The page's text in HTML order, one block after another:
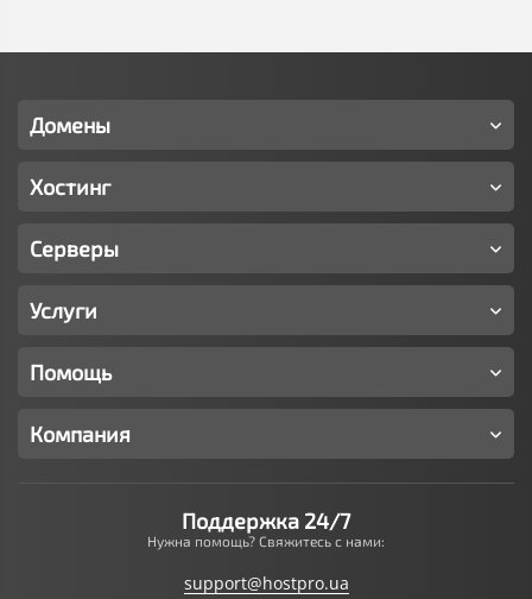
Домены
Хостинг
Серверы
Услуги
Помощь
Компания
Поддержка 24/7
Нужна помощь? Свяжитесь с нами:
support@hostpro.ua